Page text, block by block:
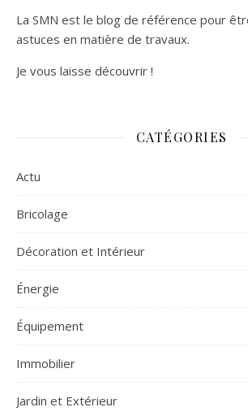
La SMN est le blog de référence pour
astuces en matière de travaux.
Je vous laisse découvrir !
CATÉGORIES
Actu
Bricolage
Décoration et Intérieur
Énergie
Équipement
Immobilier
Jardin et Extérieur